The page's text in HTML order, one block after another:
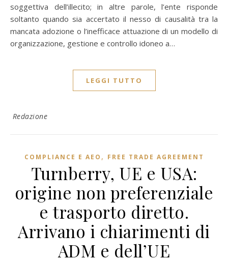
soggettiva dell’illecito; in altre parole, l’ente risponde
soltanto quando sia accertato il nesso di causalità tra la
mancata adozione o l’inefficace attuazione di un modello di
organizzazione, gestione e controllo idoneo a…
LEGGI TUTTO
Redazione
COMPLIANCE E AEO , FREE TRADE AGREEMENT
Turnberry, UE e USA:
origine non preferenziale
e trasporto diretto.
Arrivano i chiarimenti di
ADM e dell’UE